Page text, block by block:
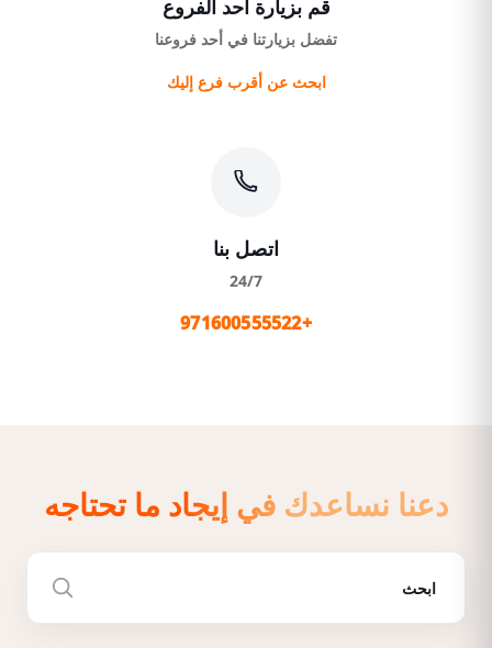
قم بزيارة أحد الفروع
تفضل بزيارتنا في أحد فروعنا
ابحث عن أقرب فرع إليك
اتصل بنا
24/7
+971600555522
دعنا نساعدك في إيجاد ما تحتاجه